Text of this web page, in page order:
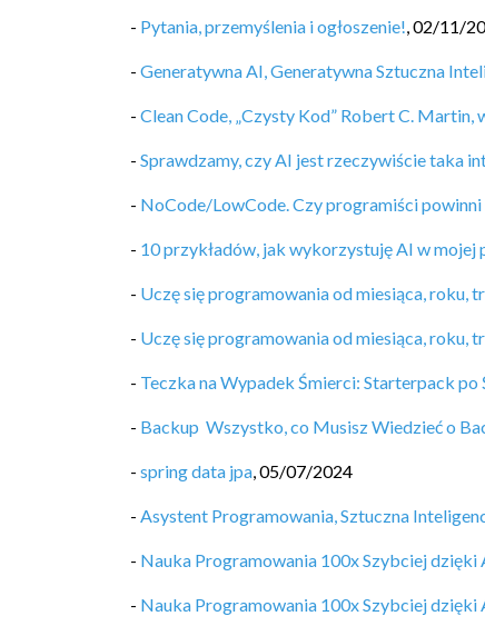
- Pytania, przemyślenia i ogłoszenie!,02/11/
- Generatywna AI, Generatywna Sztuczna
- Clean Code, „Czysty Kod” Robert C. Martin,
- Sprawdzamy, czy AI jest rzeczywiście taka
- NoCode/LowCode. Czy programiści powinni
- 10 przykładów, jak wykorzystuję AI w
- Uczę się programowania od miesiąca, roku,
- Uczę się programowania od miesiąca, roku,
- Teczka na Wypadek Śmierci: Starterpack po
- Backup ️ Wszystko, co Musisz Wiedzieć o
- spring data jpa,05/07/2024
- Asystent Programowania, Sztuczna
- Nauka Programowania 100x Szybciej dzięki
- Nauka Programowania 100x Szybciej dzięki